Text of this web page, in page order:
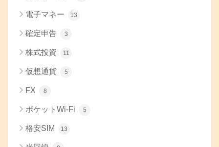
電子マネー 13
確定申告 3
株式投資 11
仮想通貨 5
FX 8
ポケットWi-Fi 5
格安SIM 13